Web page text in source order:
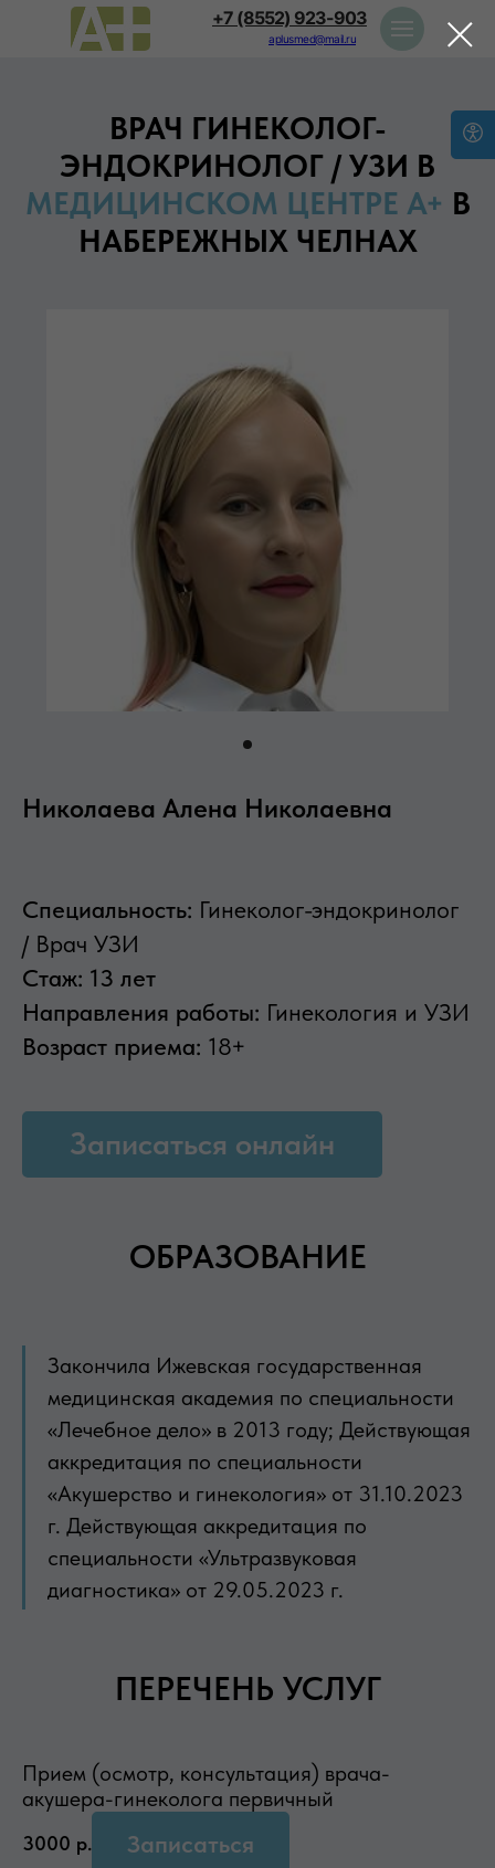
+7 (8552) 923-903
aplusmed@mail.ru
ВРАЧ ГИНЕКОЛОГ-
ЭНДОКРИНОЛОГ / УЗИ В
МЕДИЦИНСКОМ ЦЕНТРЕ А+ В
НАБЕРЕЖНЫХ ЧЕЛНАХ
Николаева Алена Николаевна
Специальность: Гинеколог-эндокринолог
/ Врач УЗИ
Стаж: 13 лет
Направления работы: Гинекология и УЗИ
Возраст приема: 18+
Записаться онлайн
ОБРАЗОВАНИЕ
Закончила Ижевская государственная
медицинская академия по специальности
«Лечебное дело» в 2013 году; Действующая
аккредитация по специальности
«Акушерство и гинекология» от 31.10.2023
г. Действующая аккредитация по
специальности «Ультразвуковая
диагностика» от 29.05.2023 г.
ПЕРЕЧЕНЬ УСЛУГ
Прием (осмотр, консультация) врача-
акушера-гинеколога первичный
3000 р. Записаться